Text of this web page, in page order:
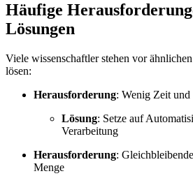
Häufige
Lösungen
Viele wissenschaftler stehen vor
lösen:
Herausforderung: Wenig Zeit und
Lösung: Setze auf
Verarbeitung
Herausforderung:
Menge